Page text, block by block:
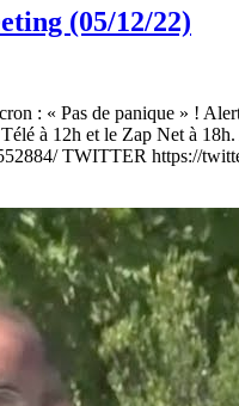
(05/12/22)
: « Pas de panique » !
à 12h et le Zap Net à
TWITTER https://